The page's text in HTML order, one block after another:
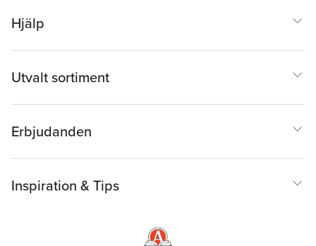
Hjälp
Utvalt sortiment
Erbjudanden
Inspiration & Tips